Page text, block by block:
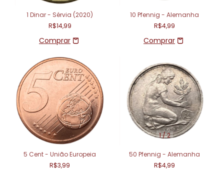
1 Dinar - Sérvia (2020)
R$14,99
10 Pfennig - Alemanha
R$4,99
5 Cent - União Europeia
R$3,99
1/2
50 Pfennig - Alemanha
R$4,99